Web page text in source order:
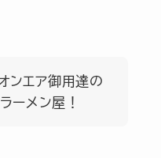
ンエア御用達の
ーメン屋！